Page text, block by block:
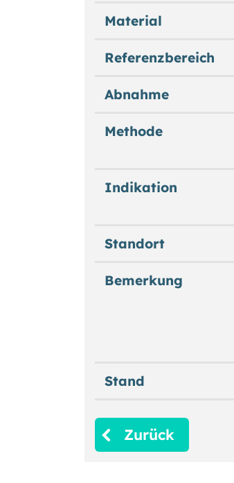
Material
Referenzbereich
Abnahme
Methode
Indikation
Standort
Bemerkung
Stand
Zurück